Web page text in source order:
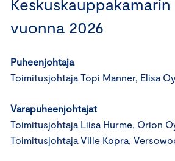
vuonna 2026
Puheenjohtaja
Toimitusjohtaja Topi Manner, Elisa
Varapuheenjohtajat
Toimitusjohtaja Liisa Hurme, Orion
Toimitusjohtaja Ville Kopra,